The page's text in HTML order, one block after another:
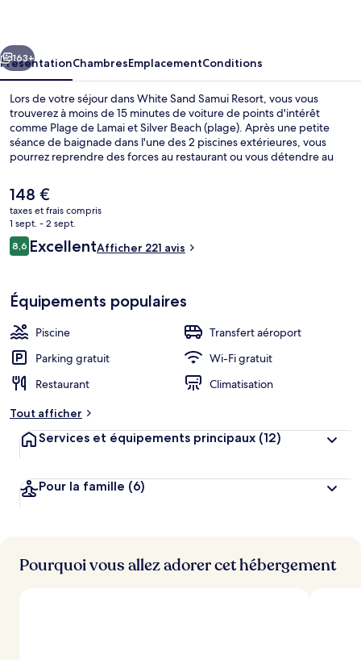
Suivant
163+
PrésentationChambresEmplacementConditions
Lors de votre séjour dans White Sand Samui Resort, vous vous
trouverez à moins de 15 minutes de voiture de points d'intérêt
comme Plage de Lamai et Silver Beach (plage). Après une petite
séance de baignade dans l'une des 2 piscines extérieures, vous
pourrez reprendre des forces au restaurant ou vous détendre au
piscine pour enfants et une terrasse. Sympa non ? Les autres
voyageurs sont séduits par le personnel attentionné et la proximité
avec la plage.
Le
prix
actuel
est
de
148 €
taxes et frais compris
1 sept. - 2 sept.
Avis
voyageurs
8,68,6 sur 10
ExcellentAfficher 221 avis
Équipements populaires
Piscine
Transfert aéroport
Parking gratuit
Wi-Fi gratuit
Restaurant
Climatisation
Tout afficher
Services et équipements principaux (12)
Pour la famille (6)
Pourquoi vous allez adorer cet hébergement